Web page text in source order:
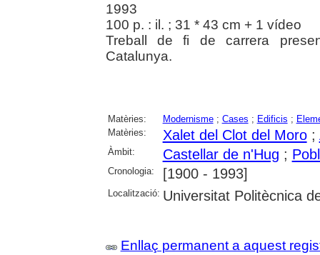
1993
100 p. : il. ; 31 * 43 cm + 1 vídeo
Treball de fi de carrera
Catalunya.
Matèries: Modernisme; Cases ; Edificis ;
Matèries:
Xalet del Clot del Moro;
Àmbit: Castellar de n'Hug ;
Cronologia: [1900 - 1993]
Localització: Universitat Politècnica
Enllaç permanent a aquest